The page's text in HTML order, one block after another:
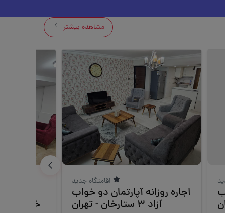
مشاهده بیشتر
اقامتگاه جدید
اجاره روزانه آپارتمان دو خواب
آزاد 3 ستارخان - تهران خواب آزاد 2 ستارخان -